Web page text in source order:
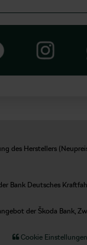
des Herstellers
Bank Deutsches
der Škoda Bank,
Cookie Einstellungen